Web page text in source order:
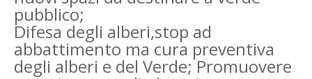
pubblico;
Difesa degli alberi,stop ad
abbattimento ma cura preventiva
degli alberi e del Verde; Promuovere